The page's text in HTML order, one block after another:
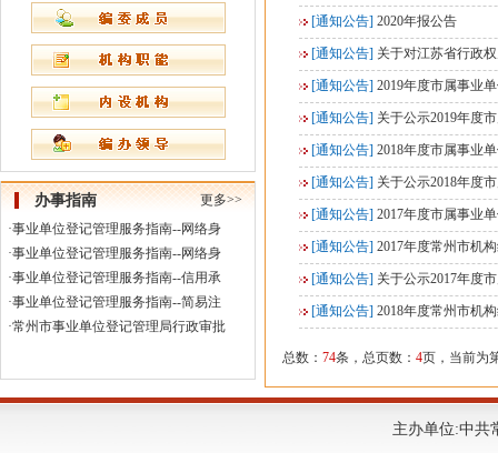
办事指南
更多>>
·事业单位登记管理服务指南--网络身
·事业单位登记管理服务指南--网络身
·事业单位登记管理服务指南--信用承
·事业单位登记管理服务指南--简易注
·常州市事业单位登记管理局行政审批
[通知公告] 2020年报公告
[通知公告] 关于对江苏省行政
[通知公告] 2019年度市属事业
[通知公告] 关于公示2019年度
[通知公告] 2018年度市属事业
[通知公告] 关于公示2018年度
[通知公告] 2017年度市属事业
[通知公告] 2017年度常州市机
[通知公告] 关于公示2017年度
[通知公告] 2018年度常州市机
总数： 74条，总页数： 4页，当前为
主办单位:中共